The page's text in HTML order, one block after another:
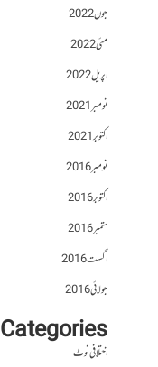
جون 2022
مئی 2022
اپریل 2022
نومبر 2021
اکتوبر 2021
نومبر 2016
اکتوبر 2016
ستمبر 2016
اگست 2016
جولائی 2016
Categories
اختلافی نوٹ